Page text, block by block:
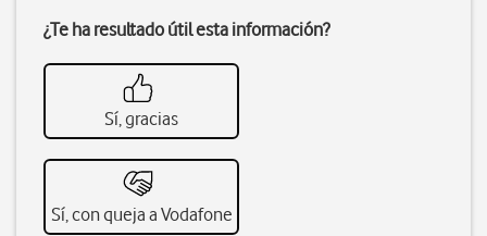
¿Te ha resultado útil esta información?
Sí, gracias
Sí, con queja a Vodafone